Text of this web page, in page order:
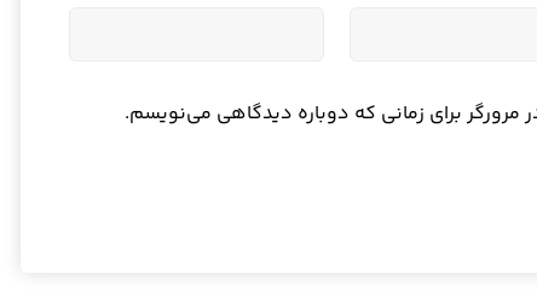
مرورگر برای زمانی که دوباره دیدگاهی می‌نویسم.